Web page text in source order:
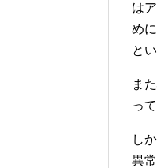
は
め
と
ま
っ
し
異